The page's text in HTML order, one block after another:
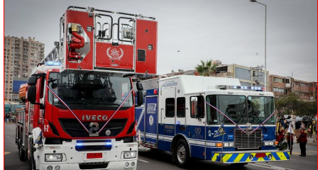
Tecnología
Sostenibilidad
soychile
soyarica
soyiquique